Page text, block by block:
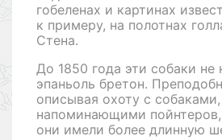
гобеленах и картинах
к примеру, на полотнах
Стена.
До 1850 года эти собаки не
эпаньоль бретон.
описывая охоту с
напоминающими пойнтеров,
они имели более длинную